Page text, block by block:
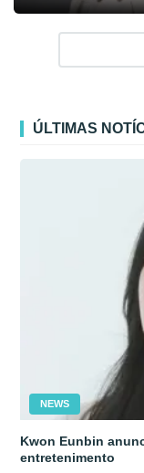
ÚLTIMAS
NEWS
Kwon Eunbin
entretenimento